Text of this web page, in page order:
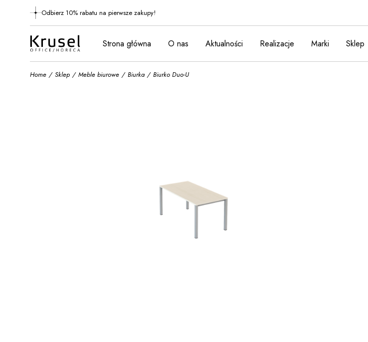
Odbierz 10% rabatu na pierwsze zakupy!
Strona główna O nas Aktualności Realizacje Marki Sklep
Home Sklep Meble biurowe Biurka Biurko Duo-U